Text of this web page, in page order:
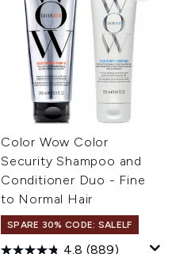
Color Wow Color
Security Shampoo and
Conditioner Duo - Fine
to Normal Hair
SPARE 30% CODE: SALELF
4.8 (889)